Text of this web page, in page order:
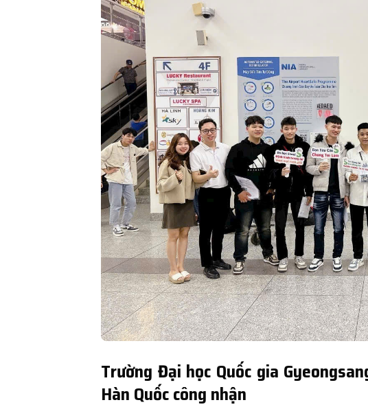
Trường Đại học Quốc gia
Hàn Quốc công nhận